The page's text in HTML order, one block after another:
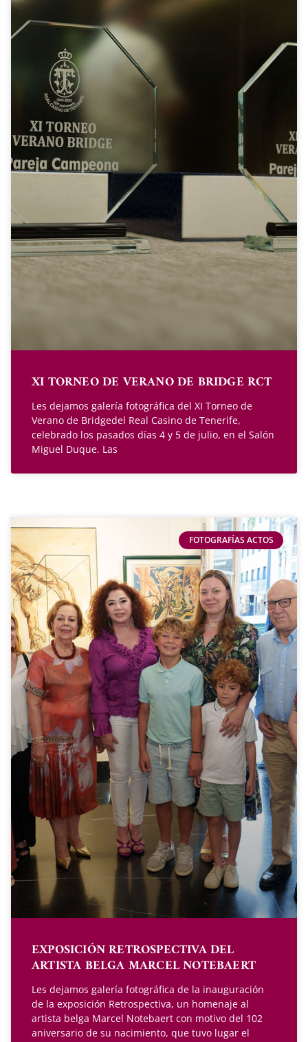
XI TORNEO DE VERANO DE BRIDGE RCT
Les dejamos galería fotográfica del XI Torneo de
Verano de Bridgedel Real Casino de Tenerife,
celebrado los pasados días 4 y 5 de julio, en el Salón
Miguel Duque. Las
FOTOGRAFÍAS ACTOS
EXPOSICIÓN RETROSPECTIVA DEL
ARTISTA BELGA MARCEL NOTEBAERT
Les dejamos galería fotográfica de la inauguración
de la exposición Retrospectiva, un homenaje al
artista belga Marcel Notebaert con motivo del 102
aniversario de su nacimiento, que tuvo lugar el